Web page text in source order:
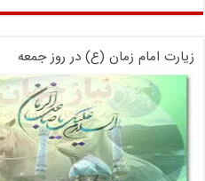
زیارت امام زمان (ع) در روز جمعه